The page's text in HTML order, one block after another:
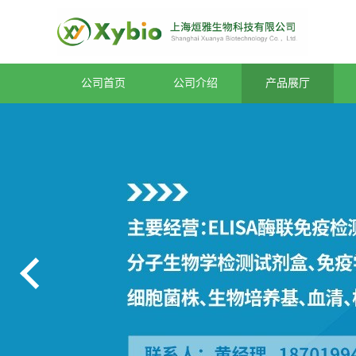
公司首页 公司介绍 产品展厅